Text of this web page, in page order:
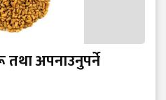
अपनाउनुपर्ने